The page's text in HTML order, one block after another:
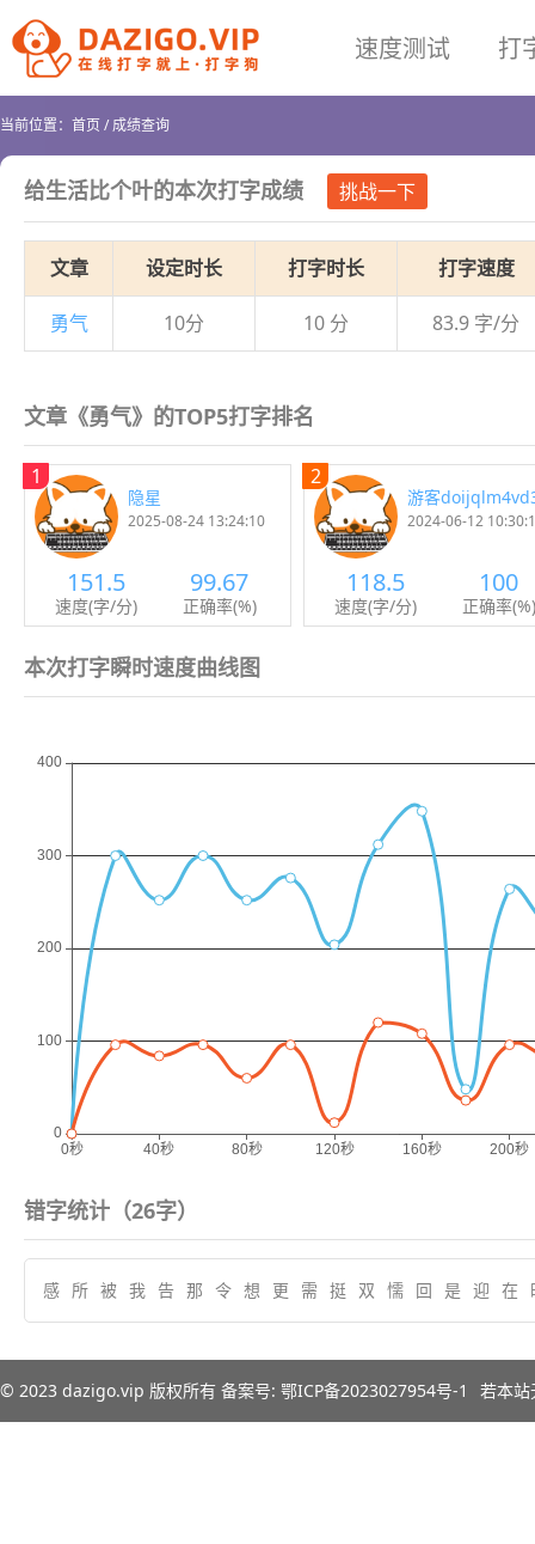
速度测试 打
当前位置： 首页/成绩查询
给生活比个叶的本次打字成绩 挑战一下
文章 设定时长 打字时长 打字速度
勇气 10分 10 分 83.9 字/分
文章《勇气》的TOP5打字排名
1
隐星
2025-08-24 13:24:10
151.5
速度(字/分)
99.67
正确率(%)
2
游客
2024-06-12
118.5
速度(字/分)
100
正确率(%)
本次打字瞬时速度曲线图
错字统计（26字）
感 所 被 我 告 那 令 想 更 需 挺 双 懦 回 是 迎 在
© 2023 dazigo.vip 版权所有 备案号: 鄂ICP备2023027954号-1 若本